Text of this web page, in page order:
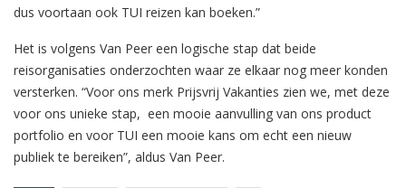
dus voortaan ook TUI reizen kan boeken.”
Het is volgens Van Peer een logische stap dat beide
reisorganisaties onderzochten waar ze elkaar nog meer konden
versterken. “Voor ons merk Prijsvrij Vakanties zien we, met deze
voor ons unieke stap, een mooie aanvulling van ons product
portfolio en voor TUI een mooie kans om echt een nieuw
publiek te bereiken”, aldus Van Peer.